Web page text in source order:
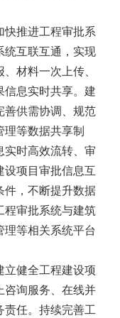
快推进工程审批系
统互联互通，实现
材料一次上传、
息实时共享。建
善供需协调、规范
理等数据共享制
实时高效流转、审
项目审批信息互
件，不断提升数据
程审批系统与建筑
等相关系统平台
立健全工程建设项
咨询服务、在线并
责任。持续完善工